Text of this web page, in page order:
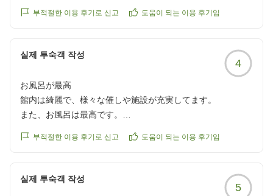
クチコミの詳細はこちらから
부적절한 이용 후기로 신고 도움이 되는 이용 후기임
실제 투숙객 작성
4
お風呂が最高
館内は綺麗で、様々な催しや施設が充実してます。
また、お風呂は最高です。
クチコミの詳細はこちらから
부적절한 이용 후기로 신고 도움이 되는 이용 후기임
실제 투숙객 작성
5